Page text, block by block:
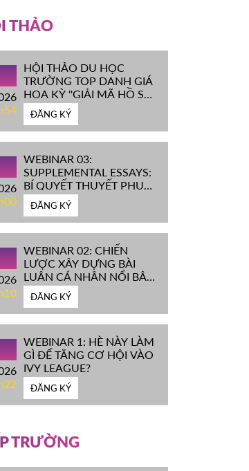
THẢO
HỘI THẢO DU HỌC
TRƯỜNG TOP DANH GIÁ
HOA KỲ ''GIẢI MÃ HỒ SƠ
IVY LEAGUE''
ĐĂNG KÝ
WEBINAR 03:
SUPPLEMENTAL ESSAYS:
BÍ QUYẾT THUYẾT PHỤC
HỘI ĐỒNG TUYỂN SINH
ĐH TOP ĐẦU MỸ
ĐĂNG KÝ
WEBINAR 02: CHIẾN
LƯỢC XÂY DỰNG BÀI
LUẬN CÁ NHÂN NỔI BẬT
CHINH PHỤC ĐH TOP
ĐẦU MỸ
ĐĂNG KÝ
WEBINAR 1: HÈ NÀY LÀM
GÌ ĐỂ TĂNG CƠ HỘI VÀO
IVY LEAGUE?
ĐĂNG KÝ
TRƯỜNG